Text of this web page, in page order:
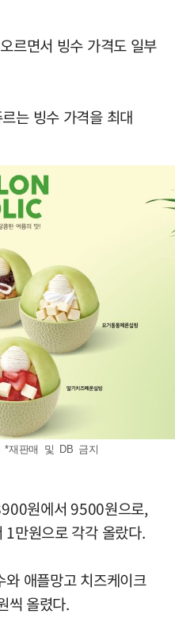
르면서 빙수 가격도 일부
는 빙수 가격을 최대
*재판매 및 DB 금지
원에서 9500원으로,
만원으로 각각 올랐다.
애플망고 치즈케이크
씩 올렸다.